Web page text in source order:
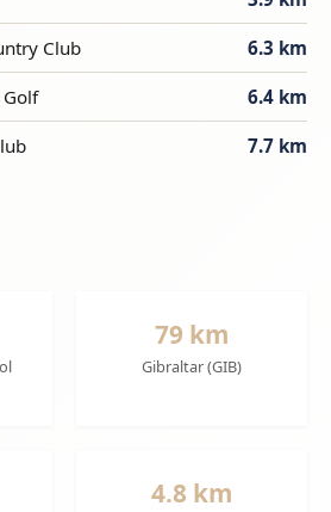
Club 6.3 km
6.4 km
7.7 km
79 km
Gibraltar (GIB)
4.8 km